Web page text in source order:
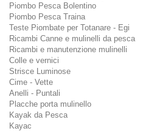
Piombo Pesca Bolentino
Piombo Pesca Traina
Teste Piombate per Totanare - Egi
Ricambi Canne e mulinelli da pesca
Ricambi e manutenzione mulinelli
Colle e vernici
Strisce Luminose
Cime - Vette
Anelli - Puntali
Placche porta mulinello
Kayak da Pesca
Kayac